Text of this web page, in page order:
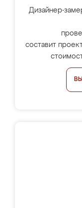
Дизайнер-
составит